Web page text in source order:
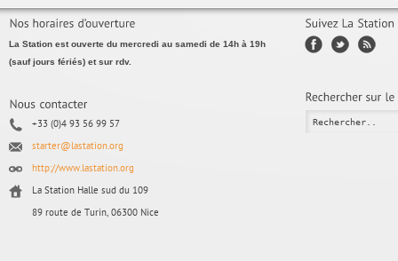
La Station est ouverte du mercredi au samedi de 14h à 19h
(sauf jours fériés) et sur rdv.
+33 (0)4 93 56 99 57
starter@lastation.org
http://www.lastation.org
La Station Halle sud du 109
89 route de Turin, 06300 Nice